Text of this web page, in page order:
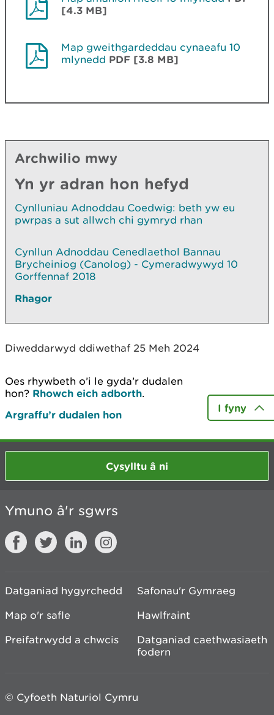
[4.3 MB]
Map gweithgardeddau cynaeafu 10
mlynedd PDF [3.8 MB]
Archwilio mwy
Yn yr adran hon hefyd
Cynlluniau Adnoddau Coedwig: beth yw eu
pwrpas a sut allwch chi gymryd rhan
Cynllun Adnoddau Cenedlaethol Bannau
Brycheiniog (Canolog) - Cymeradwywyd 10
Gorffennaf 2018
Rhagor
Diweddarwyd ddiwethaf 25 Meh 2024
Oes rhywbeth o’i le gyda’r dudalen
hon? Rhowch eich adborth.
Argraffu’r dudalen hon
I fyny
Cysylltu â ni
Ymuno â'r sgwrs
Datganiad hygyrchedd
Safonau'r Gymraeg
Map o'r safle
Hawlfraint
Preifatrwydd a chwcis
Datganiad caethwasiaeth
fodern
© Cyfoeth Naturiol Cymru